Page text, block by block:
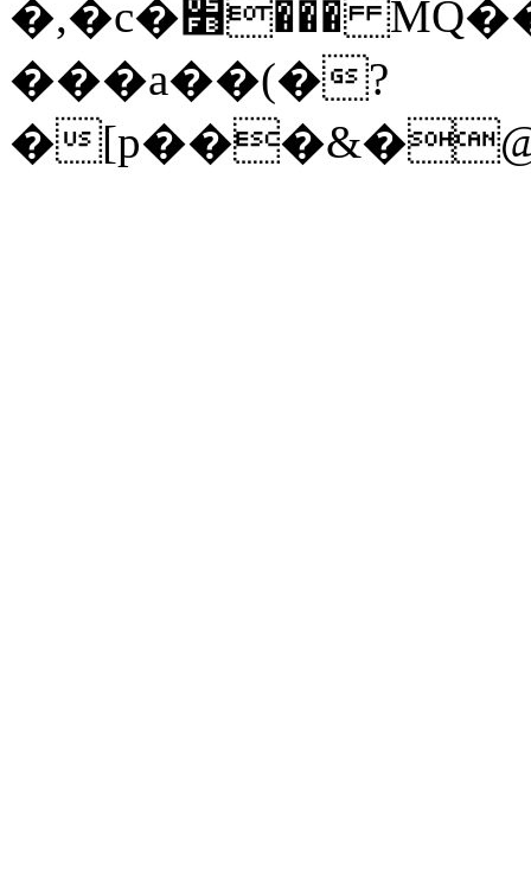
�,�c�׻��� MQ��%nE�5��w�eev��?
���a��(�?
�